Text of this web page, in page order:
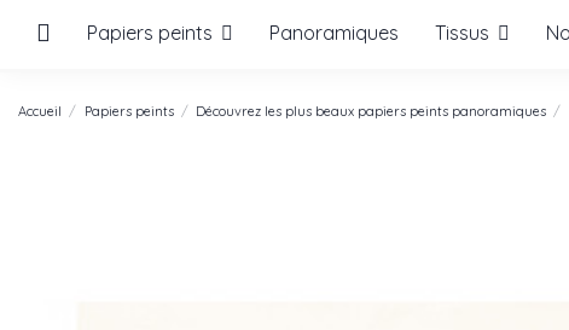
Papiers peints Panoramiques Tissus
Accueil Papiers peints Découvrez les plus beaux papiers peints panoramiques